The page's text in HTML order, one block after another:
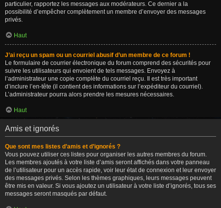
particulier, rapportez les messages aux modérateurs. Ce dernier a la
possibilité d’empêcher complètement un membre d’envoyer des messages
privés.
Haut
J’ai reçu un spam ou un courriel abusif d’un membre de ce forum !
Le formulaire de courrier électronique du forum comprend des sécurités pour
suivre les utilisateurs qui envoient de tels messages. Envoyez à
l’administrateur une copie complète du courriel reçu. Il est très important
d’inclure l’en-tête (il contient des informations sur l’expéditeur du courriel).
L’administrateur pourra alors prendre les mesures nécessaires.
Haut
Amis et ignorés
Que sont mes listes d’amis et d’ignorés ?
Vous pouvez utiliser ces listes pour organiser les autres membres du forum.
Les membres ajoutés à votre liste d’amis seront affichés dans votre panneau
de l’utilisateur pour un accès rapide, voir leur état de connexion et leur envoyer
des messages privés. Selon les thèmes graphiques, leurs messages peuvent
être mis en valeur. Si vous ajoutez un utilisateur à votre liste d’ignorés, tous ses
messages seront masqués par défaut.